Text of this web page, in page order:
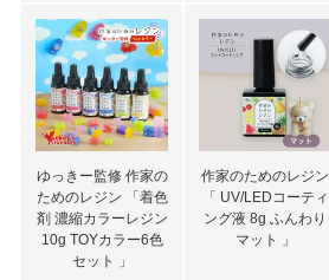
ゆっきー監修 作家の
ためのレジン 「着色
剤 濃縮カラーレジン
10g TOYカラー6色
セット 」
作家のためのレジン
「 UV/LEDコーティ
ング液 8g ふんわり
マット 」